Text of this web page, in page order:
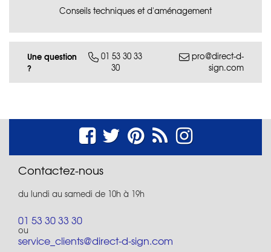
Conseils techniques et d'aménagement
Une question
?
01 53 30 33
30
pro@direct-d-
sign.com
Contactez-nous
du lundi au samedi de 10h à 19h
01 53 30 33 30
ou
service_clients@direct-d-sign.com